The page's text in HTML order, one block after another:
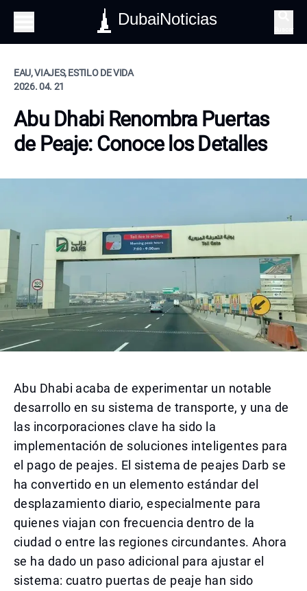
DubaiNoticias
EAU, VIAJES, ESTILO DE VIDA
2026. 04. 21
Abu Dhabi Renombra Puertas
de Peaje: Conoce los Detalles
Abu Dhabi acaba de experimentar un notable
desarrollo en su sistema de transporte, y una de
las incorporaciones clave ha sido la
implementación de soluciones inteligentes para
el pago de peajes. El sistema de peajes Darb se
ha convertido en un elemento estándar del
desplazamiento diario, especialmente para
quienes viajan con frecuencia dentro de la
ciudad o entre las regiones circundantes. Ahora
se ha dado un paso adicional para ajustar el
sistema: cuatro puertas de peaje han sido